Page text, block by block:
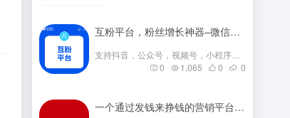
互粉平台，粉丝增长神器–微信群互粉|互粉大师|互粉软件|互粉平台|互关互粉|微信公众号互粉|互粉盒子|互粉大厅
0
1,065 0 0
一个通过发钱来挣钱的营销平台
- 最新版